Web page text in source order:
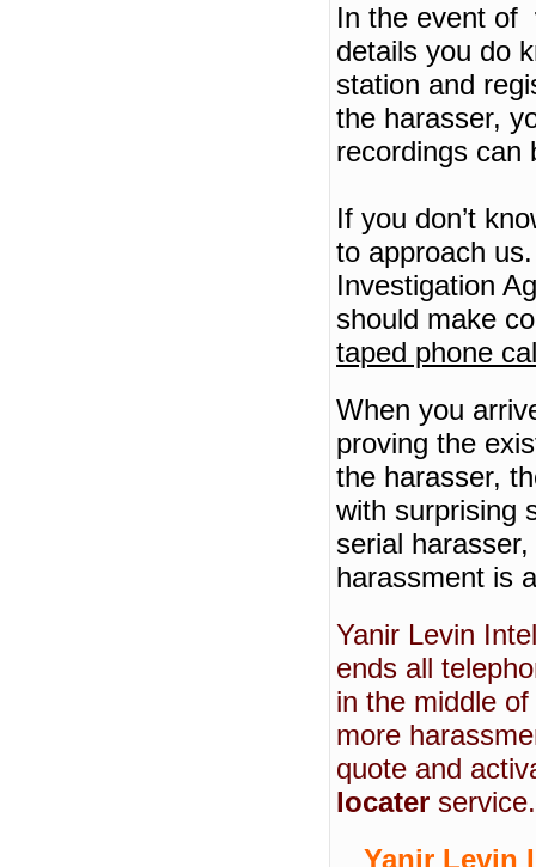
In the event of
details you do
station and
the harasser,
recordings can
If you don’t
to approach us.
Investigation
should make
taped phone
When you
proving the
the harasser,
with surprising
serial
harassment is
Yanir Levin
ends all
in the middle
more
quote and
locater service.
Yanir Levin